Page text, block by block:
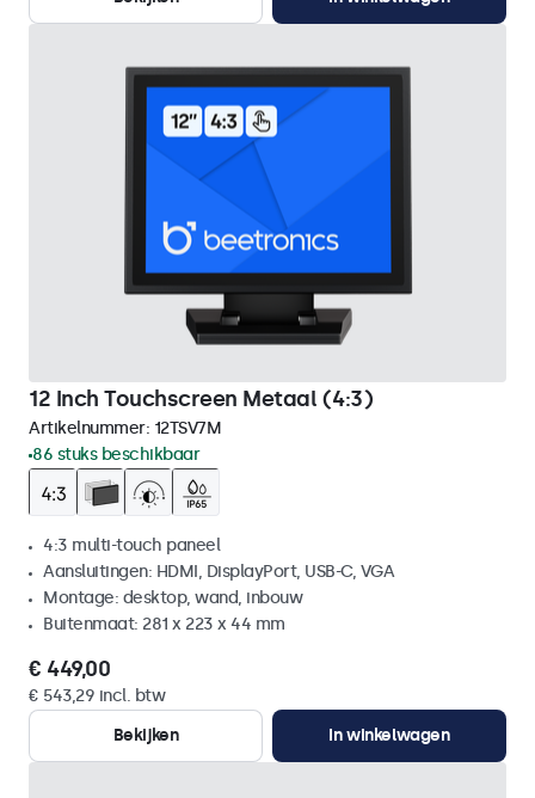
12 Inch Touchscreen Metaal (4:3)
Artikelnummer: 12TSV7M
86 stuks beschikbaar
4:3 multi-touch paneel
Aansluitingen: HDMI, DisplayPort, USB-C, VGA
Montage: desktop, wand, inbouw
Buitenmaat: 281 x 223 x 44 mm
€ 449,00
€ 543,29 incl. btw
Bekijken
In winkelwagen